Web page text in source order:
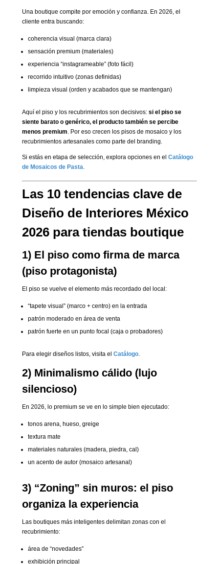
Una boutique compite por emoción y confianza. En 2026, el
cliente entra buscando:
coherencia visual (marca clara)
sensación premium (materiales)
experiencia “instagrameable” (foto fácil)
recorrido intuitivo (zonas definidas)
limpieza visual (orden y acabados que se mantengan)
Aquí el piso y los recubrimientos son decisivos: si el piso se
siente barato o genérico, el producto también se percibe
menos premium . Por eso crecen los pisos de mosaico y los
recubrimientos artesanales como parte del branding.
Si estás en etapa de selección, explora opciones en el Catálogo
de Mosaicos de Pasta
Las 10 tendencias clave de
Diseño de Interiores México
2026 para tiendas boutique
1) El piso como firma de marca
(piso protagonista)
El piso se vuelve el elemento más recordado del local:
“tapete visual” (marco + centro) en la entrada
patrón moderado en área de venta
patrón fuerte en un punto focal (caja o probadores)
Para elegir diseños listos, visita el Catálogo.
2) Minimalismo cálido (lujo
silencioso)
En 2026, lo premium se ve en lo simple bien ejecutado:
tonos arena, hueso, greige
textura mate
materiales naturales (madera, piedra, cal)
un acento de autor (mosaico artesanal)
3) “Zoning” sin muros: el piso
organiza la experiencia
Las boutiques más inteligentes delimitan zonas con el
recubrimiento:
área de “novedades”
exhibición principal